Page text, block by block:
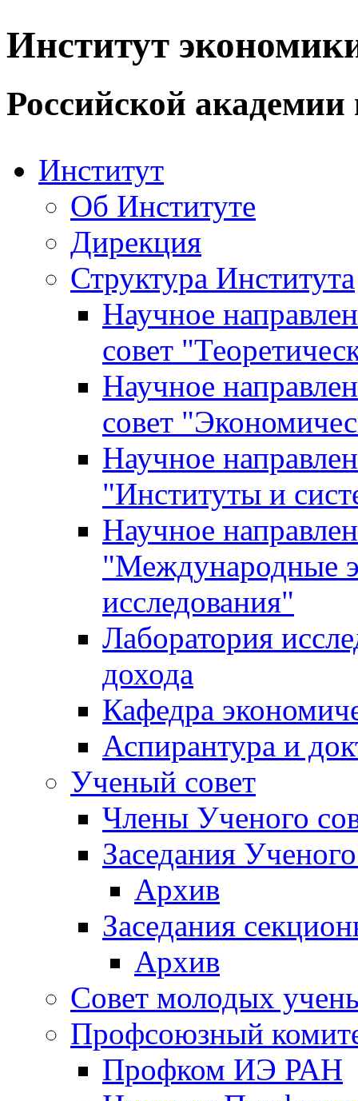
Институт
Российской академии
Институт
Об Институте
Дирекция
Структура Института
Научное
совет
Научное
совет
Научное
"Институты и
Научное
"Международные
исследования"
Лаборатория
дохода
Кафедра
Аспирантура и
Ученый совет
Члены Ученого
Заседания
Архив
Заседания
Архив
Совет молодых
Профсоюзный
Профком ИЭ РАН